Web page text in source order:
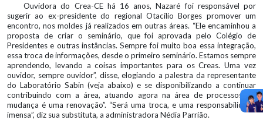
Ouvidora do Crea-CE há 16 anos, Nazaré foi responsável por
sugerir ao ex-presidente do regional Otacílio Borges promover um
encontro, nos moldes já realizados em outras áreas. “Ele encaminhou a
proposta de criar o seminário, que foi aprovada pelo Colégio de
Presidentes e outras instâncias. Sempre foi muito boa essa integração,
essa troca de informações, desde o primeiro seminário. Estamos sempre
aprendendo, levando a coisas importantes para os Creas. Uma vez
ouvidor, sempre ouvidor”, disse, elogiando a palestra da representante
do Laboratório Sabin (veja abaixo) e se disponibilizando a continuar
contribuindo com a área, atuando agora na área de processos. “A
mudança é uma renovação”. “Será uma troca, e uma responsabilidade
imensa”, diz sua substituta, a administradora Nédia Parrião.